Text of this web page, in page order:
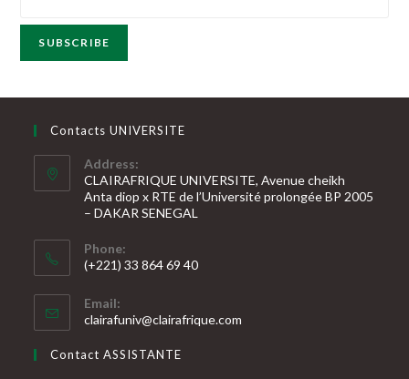
Contacts UNIVERSITE
Address:
CLAIRAFRIQUE UNIVERSITE, Avenue cheikh
Anta diop x RTE de l’Université prolongée BP 2005
– DAKAR SENEGAL
Phone:
(+221) 33 864 69 40
dans
votre
application
Email:
clairafuniv@clairafrique.com
Contact ASSISTANTE